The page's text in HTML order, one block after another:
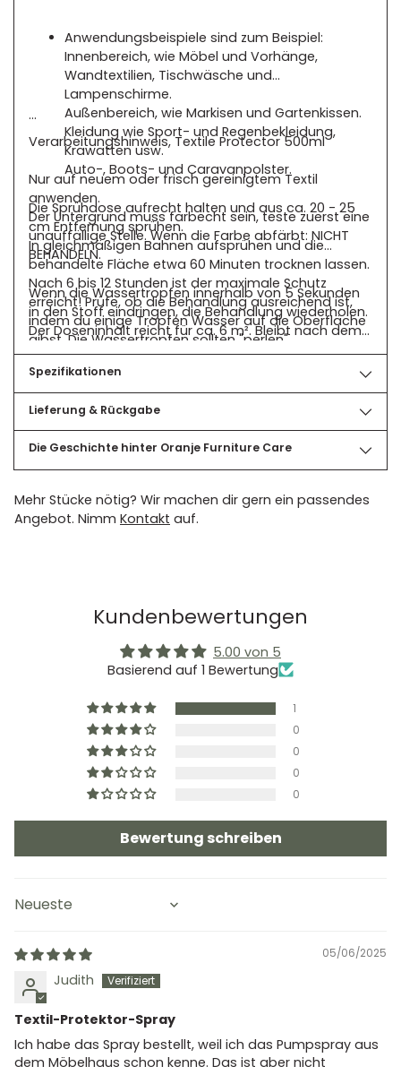
Anwendungsbeispiele sind zum Beispiel:
Innenbereich, wie Möbel und Vorhänge,
Wandtextilien, Tischwäsche und
Lampenschirme.
Außenbereich, wie Markisen und Gartenkissen.
Kleidung wie Sport- und Regenbekleidung,
Krawatten usw.
Auto-, Boots- und Caravanpolster.
Verarbeitungshinweis, Textile Protector 500ml
Nur auf neuem oder frisch gereinigtem Textil
anwenden.
Der Untergrund muss farbecht sein, teste zuerst eine
unauffällige Stelle. Wenn die Farbe abfärbt: NICHT
BEHANDELN.
Die Sprühdose aufrecht halten und aus ca. 20 - 25
cm Entfernung sprühen.
In gleichmäßigen Bahnen aufsprühen und die
behandelte Fläche etwa 60 Minuten trocknen lassen.
Nach 6 bis 12 Stunden ist der maximale Schutz
erreicht! Prüfe, ob die Behandlung ausreichend ist,
indem du einige Tropfen Wasser auf die Oberfläche
gibst. Die Wassertropfen sollten "perlen".
Wenn die Wassertropfen innerhalb von 5 Sekunden
in den Stoff eindringen, die Behandlung wiederholen.
Der Doseninhalt reicht für ca. 6 m². Bleibt nach dem
(extreme Überdosierung vermeiden). Tiefe Flecken
Das behandelte Textil regelmäßig kontrollieren und
Spezifikationen
Lieferung & Rückgabe
Die Geschichte hinter Oranje Furniture Care
Mehr Stücke nötig? Wir machen dir gern ein passendes
Angebot. Nimm Kontakt auf.
Kundenbewertungen
5.00 von 5
Basierend auf 1 Bewertung
1
0
0
0
0
Bewertung schreiben
Sort by
05/06/2025
Judith
Textil-Protektor-Spray
Ich habe das Spray bestellt, weil ich das Pumpspray aus
dem Möbelhaus schon kenne. Das ist aber nicht